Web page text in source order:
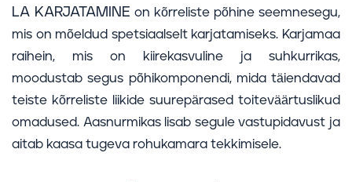
LA KARJATAMINE on kõrreliste põhine seemnesegu,
mis on mõeldud spetsiaalselt karjatamiseks. Karjamaa
raihein, mis on kiirekasvuline ja suhkurrikas,
moodustab segus põhikomponendi, mida täiendavad
teiste kõrreliste liikide suurepärased toiteväärtuslikud
omadused. Aasnurmikas lisab segule vastupidavust ja
aitab kaasa tugeva rohukamara tekkimisele.